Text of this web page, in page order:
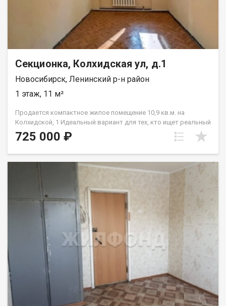
Секционка, Колхидская ул, д.1
Новосибирск, Ленинский р-н район
1 этаж, 11 м²
Продается компактное жилое помещение 10,9 кв.м. на
Колхидской, 1 Идеальный вариант для тех, кто ищет реальный
объект недвижимости по доступной цене — это полноценный
отдельный объект (отдельный кадастровый номер). Один
обременений нет. Все документы готовы к быстрой сделке.
Описание комнаты: Светлое и сухое жилое помещение
этаже секционного общежития. Комната правильной формы,
что позволяет без труда организовать спальное место,
рабочую зону или уголок для отдыха. Благодаря небольшой
площади пространство быстро прогревается и требует
минимальных затрат на коммунальные платежи. Удобства
секции: Вход в комнату осуществляется через общий коридор
секции, рассчитанной всего на пять жилых помещений. Это
небольшое количество соседей гарантирует спокойную
атмосферу и отсутствие очередей. Места общего
пользования находятся в отличном рабочем состоянии: Кухня:
светлая и функциональная, оборудована плитой. Для вас уже
выделено собственное постоянное место для размещения
725 000 ₽